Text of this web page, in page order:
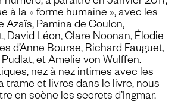
à la « forme humaine », avec les
Azaïs, Pamina de Coulon,
David Léon, Clare Noonan, Élodie
d’Anne Bourse, Richard Fauguet,
et Amelie von Wulffen.
nez à nez intimes avec les
trame et livres dans le livre, nous
en scène les secrets d’Ingmar.